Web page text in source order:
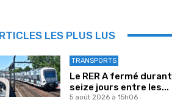
LES PLUS LUS
TRANSPORTS
Le RER A fermé durant
seize jours entre les...
5 août 2026 à 15h06